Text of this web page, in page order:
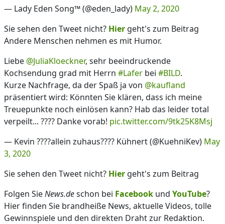
— Lady Eden Song™ (@eden_lady) May 2, 2020
Sie sehen den Tweet nicht? Hier geht's zum Beitrag
Andere Menschen nehmen es mit Humor.
Liebe @JuliaKloeckner, sehr beeindruckende
Kochsendung grad mit Herrn #Lafer bei #BILD.
Kurze Nachfrage, da der Spaß ja von @kaufland
präsentiert wird: Könnten Sie klären, dass ich meine
Treuepunkte noch einlösen kann? Hab das leider total
verpeilt... ???? Danke vorab! pic.twitter.com/9tk25K8Msj
— Kevin ????allein zuhaus???? Kühnert (@KuehniKev) May
3, 2020
Sie sehen den Tweet nicht? Hier geht's zum Beitrag
Folgen SieNews.deschon bei Facebook und YouTube?
Hier finden Sie brandheiße News, aktuelle Videos, tolle
Gewinnspiele und den direkten Draht zur Redaktion.